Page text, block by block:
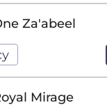
Za'abeel
Mirage